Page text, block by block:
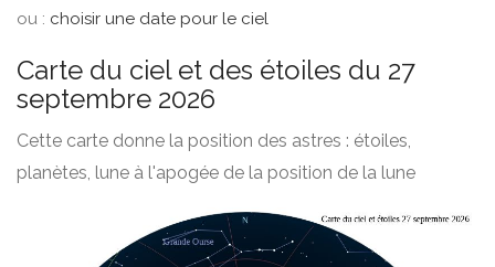
ou : choisir une date pour le ciel
Carte du ciel et des étoiles du 27
septembre 2026
Cette carte donne la position des astres : étoiles,
planètes, lune à l'apogée de la position de la lune